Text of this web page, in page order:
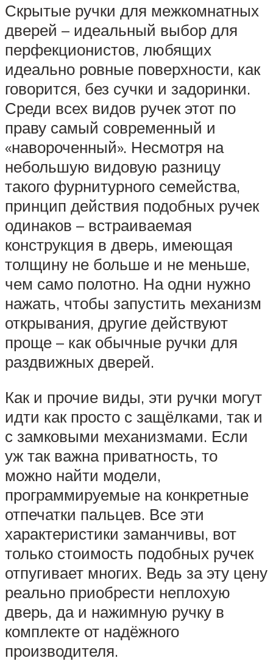
Скрытые ручки для межкомнатных
дверей – идеальный выбор для
перфекционистов, любящих
идеально ровные поверхности, как
говорится, без сучки и задоринки.
Среди всех видов ручек этот по
праву самый современный и
«навороченный». Несмотря на
небольшую видовую разницу
такого фурнитурного семейства,
принцип действия подобных ручек
одинаков – встраиваемая
конструкция в дверь, имеющая
толщину не больше и не меньше,
чем само полотно. На одни нужно
нажать, чтобы запустить механизм
открывания, другие действуют
проще – как обычные ручки для
раздвижных дверей.
Как и прочие виды, эти ручки могут
идти как просто с защёлками, так и
с замковыми механизмами. Если
уж так важна приватность, то
можно найти модели,
программируемые на конкретные
отпечатки пальцев. Все эти
характеристики заманчивы, вот
только стоимость подобных ручек
отпугивает многих. Ведь за эту цену
реально приобрести неплохую
дверь, да и нажимную ручку в
комплекте от надёжного
производителя.